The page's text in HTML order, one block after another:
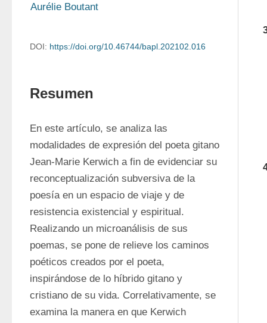
Aurélie Boutant
DOI: https://doi.org/10.46744/bapl.202102.016
Resumen
En este artículo, se analiza las
modalidades de expresión del poeta gitano
Jean-Marie Kerwich a fin de evidenciar su
reconceptualización subversiva de la
poesía en un espacio de viaje y de
resistencia existencial y espiritual.
Realizando un microanálisis de sus
poemas, se pone de relieve los caminos
poéticos creados por el poeta,
inspirándose de lo híbrido gitano y
cristiano de su vida. Correlativamente, se
examina la manera en que Kerwich